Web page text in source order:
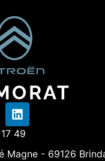
49
Magne - 69126